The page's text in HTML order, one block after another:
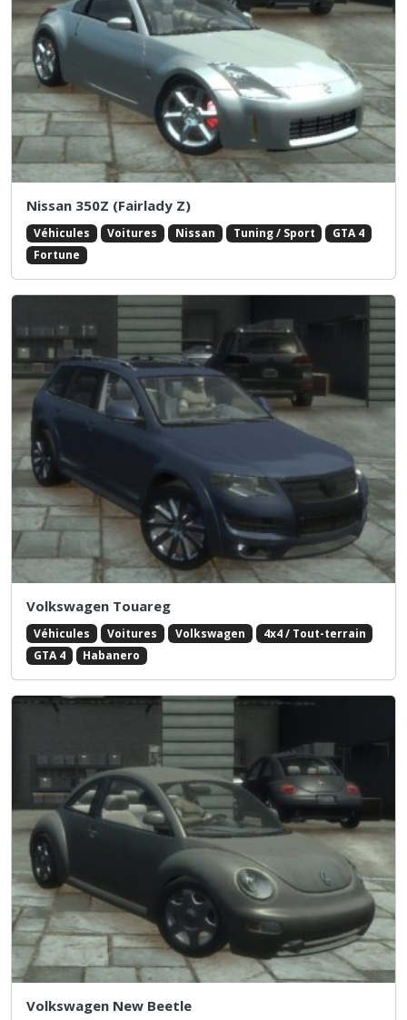
Nissan 350Z (Fairlady Z)
Véhicules Voitures Nissan Tuning / Sport
GTA 4
Fortune
Volkswagen Touareg
Véhicules Voitures Volkswagen
4x4 / Tout-terrain
GTA 4
Habanero
Volkswagen New Beetle